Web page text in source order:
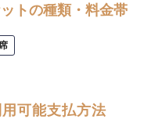
トの種類・料金帯
用可能支払方法